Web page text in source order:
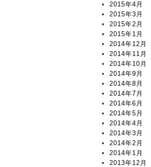
2015年4月
2015年3月
2015年2月
2015年1月
2014年12月
2014年11月
2014年10月
2014年9月
2014年8月
2014年7月
2014年6月
2014年5月
2014年4月
2014年3月
2014年2月
2014年1月
2013年12月